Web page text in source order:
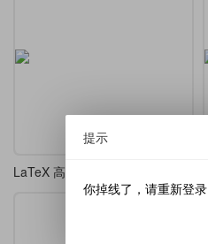
提示
你掉线了，请重新登录